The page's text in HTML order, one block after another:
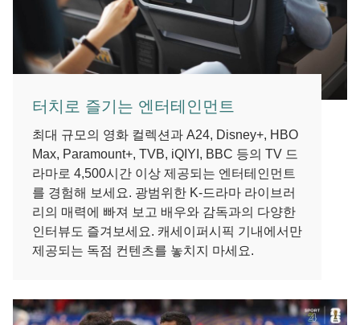
터치로 즐기는 엔터테인먼트
최대 규모의 영화 컬렉션과 A24, Disney+, HBO
Max, Paramount+, TVB, iQIYI, BBC 등의 TV 드
라마로 4,500시간 이상 제공되는 엔터테인먼트
를 경험해 보세요. 광범위한 K-드라마 라이브러
리의 매력에 빠져 보고 배우와 감독과의 다양한
인터뷰도 즐겨보세요. 캐세이퍼시픽 기내에서만
제공되는 독점 컨텐츠를 놓치지 마세요.